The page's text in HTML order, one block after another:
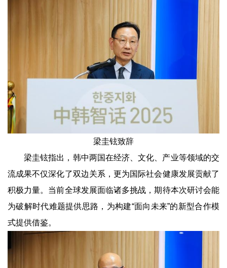
梁圭铉致辞
梁圭铉指出，韩中两国在经济、文化、产业等领域的交
流成果不仅深化了双边关系，更为国际社会健康发展贡献了
积极力量。当前全球发展面临诸多挑战，期待本次研讨会能
为破解时代难题提供思路，为构建“面向未来”的新型合作模
式提供借鉴。